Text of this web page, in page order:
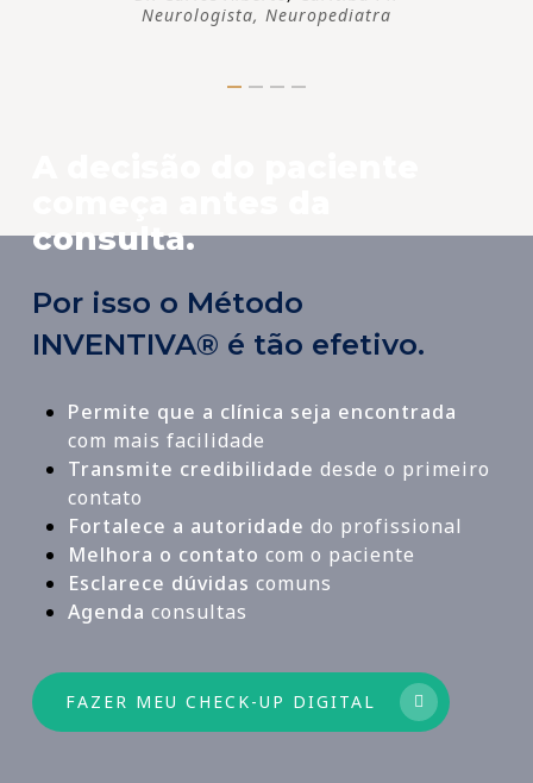
Neurologista, Neuropediatra
consulta.
Por isso o Método
INVENTIVA® é tão efetivo.
Permite que a clínica seja encontrada
com mais facilidade
Transmite credibilidade desde o primeiro
contato
Fortalece a autoridade do profissional
Melhora o contato com o paciente
Esclarece dúvidas comuns
Agenda consultas
FAZER MEU CHECK-UP DIGITAL